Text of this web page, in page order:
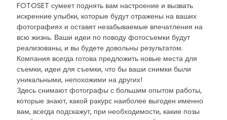
FOTOSET сумеет поднять вам настроение и вызвать
искренние улыбки, которые будут отражены на ваших
фотографиях и оставят незабываемые впечатления на
всю жизнь. Ваши идеи по поводу фотосъемки будут
реализованы, и вы будете довольны результатом.
Компания всегда готова предложить новые места для
съемки, идеи для съемки, что бы ваши снимки были
уникальными, непохожими на других!
Здесь снимают фотографы с большим опытом работы,
которые знают, какой ракурс наиболее выгоден именно
вам, всегда подскажут, при необходимости, какие позы